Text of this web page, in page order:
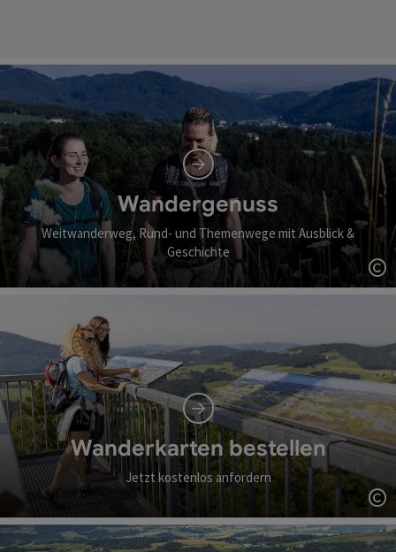
Wandergenuss
Weitwanderweg, Rund- und Themenwege mit Ausblick &
Geschichte
Wanderkarten bestellen
Jetzt kostenlos anfordern